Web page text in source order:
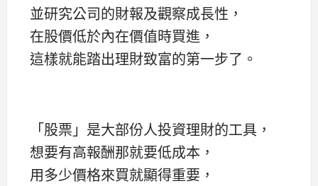
並研究公司的財報及觀察成長性，
在股價低於內在價值時買進，
這樣就能踏出理財致富的第一步了。
「股票」是大部份人投資理財的工具，
想要有高報酬那就要低成本，
用多少價格來買就顯得重要，